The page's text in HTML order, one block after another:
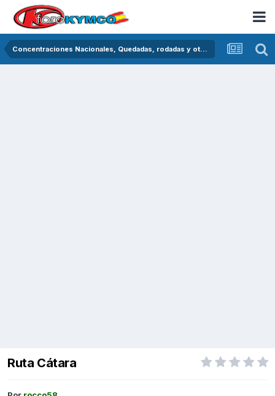
Concentraciones Nacionales, Quedadas, rodadas y otras crónicas del asfalto
Ruta Cátara